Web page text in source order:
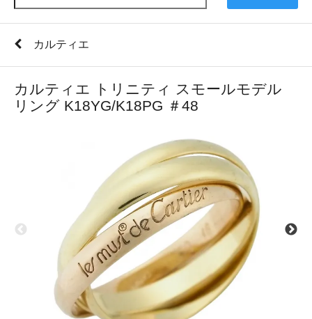
カルティエ
カルティエ トリニティ スモールモデル
リング K18YG/K18PG ＃48